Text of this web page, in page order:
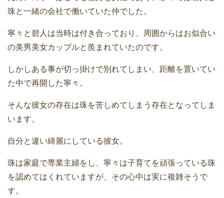
珠と一緒の会社で働いていた仲でした。
寧々と碧人は当時は付き合っており、周囲からはお似合い
の美男美女カップルと羨まれていたのです。
しかしある事が切っ掛けで別れてしまい、距離を置いてい
た中で再開した寧々。
そんな彼女の存在は珠を苦しめてしまう存在となってしま
います。
自分と違い綺麗にしている彼女。
珠は家庭で専業主婦をし、寧々は子育てを頑張っている珠
を認めてはくれていますが、その心中は実に複雑そうで
す。